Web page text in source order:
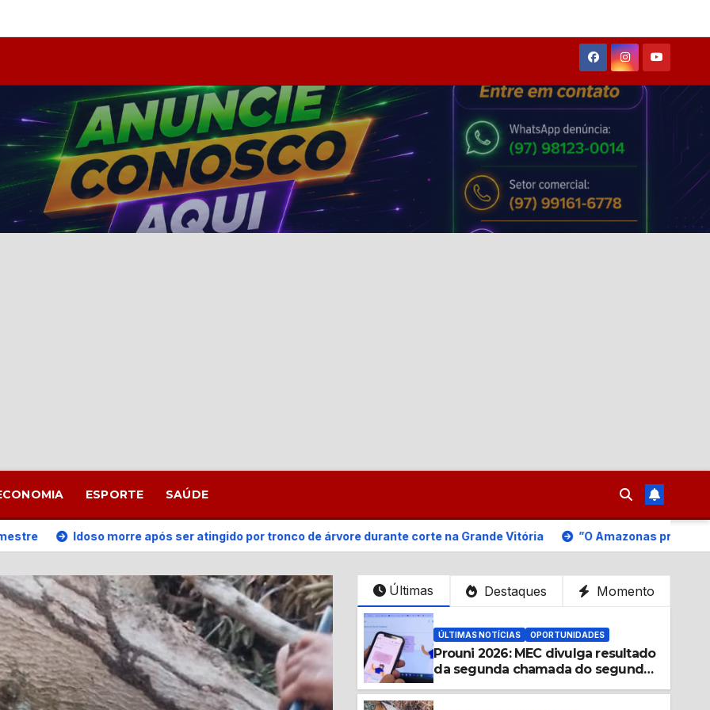
ESPORTE SAÚDE
morre após ser atingido por tronco de árvore durante corte na Grande Vitória ”O Amazonas precisa e o Brasil
Últimas Destaques Momento
ÚLTIMAS NOTÍCIAS OPORTUNIDADES
Prouni 2026: MEC divulga resultado
da segunda chamada do segundo